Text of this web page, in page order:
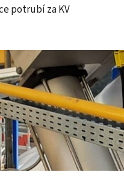
potrubí za KV